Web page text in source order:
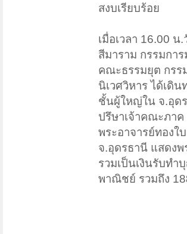
สงบเรียบร้อย
เมื่อเวลา 16.00
สีมาราม กรรมกา
คณะธรรมยุต กรร
นิเวศวิหาร ได้เดิ
ชั้นผู้ใหญ่ใน จ.อุด
ปรึษาเจ้าคณะภา
พระอาจารย์ทองใ
จ.อุดรธานี แสดง
รวมเป็นเงินรับทำ
พาณิชย์ รวมถึง